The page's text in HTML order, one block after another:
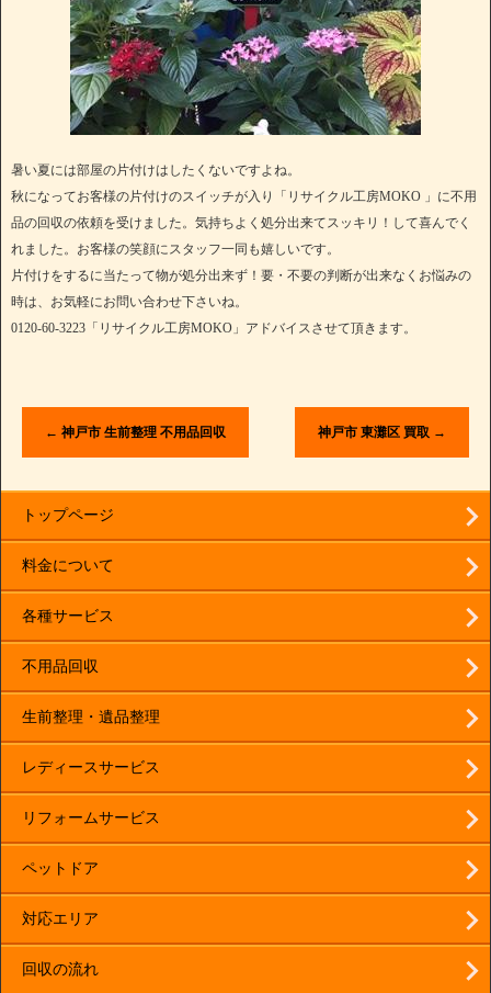
暑い夏には部屋の片付けはしたくないですよね。
秋になってお客様の片付けのスイッチが入り「リサイクル工房MOKO 」に不用
品の回収の依頼を受けました。気持ちよく処分出来てスッキリ！して喜んでく
れました。お客様の笑顔にスタッフ一同も嬉しいです。
片付けをするに当たって物が処分出来ず！要・不要の判断が出来なくお悩みの
時は、お気軽にお問い合わせ下さいね。
0120-60-3223「リサイクル工房MOKO」アドバイスさせて頂きます。
← 神戸市 生前整理 不用品回収 神戸市 東灘区 買取 →
トップページ
料金について
各種サービス
不用品回収
生前整理・遺品整理
レディースサービス
リフォームサービス
ペットドア
対応エリア
回収の流れ